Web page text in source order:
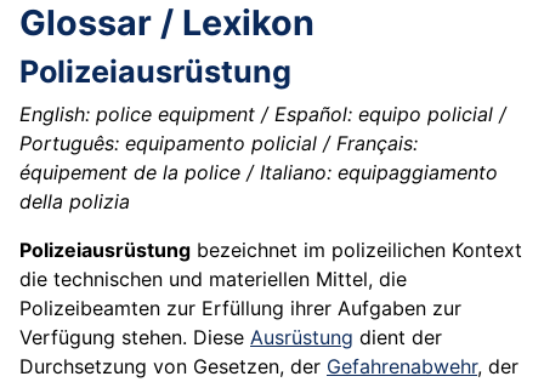
Glossar / Lexikon
Polizeiausrüstung
English: police equipment / Español: equipo policial /
Português: equipamento policial / Français:
équipement de la police / Italiano: equipaggiamento
della polizia
Polizeiausrüstung bezeichnet im polizeilichen Kontext
die technischen und materiellen Mittel, die
Polizeibeamten zur Erfüllung ihrer Aufgaben zur
Verfügung stehen. Diese Ausrüstung dient der
Durchsetzung von Gesetzen, der Gefahrenabwehr, der